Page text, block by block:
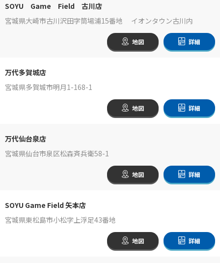
SOYU Game Field 古川店
宮城県大崎市古川沢田字筒場浦15番地 イオンタウン古川内
地図 詳細
万代多賀城店
宮城県多賀城市明月1-168-1
地図 詳細
万代仙台泉店
宮城県仙台市泉区松森斉兵衛58-1
地図 詳細
SOYU Game Field 矢本店
宮城県東松島市小松字上浮足43番地
地図 詳細